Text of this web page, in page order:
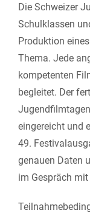
Die Schweizer
Schulklassen
Produktion
Thema. Jede
kompetenten
begleitet. Der
eingereicht und
49.
genauen Daten
im Gespräch